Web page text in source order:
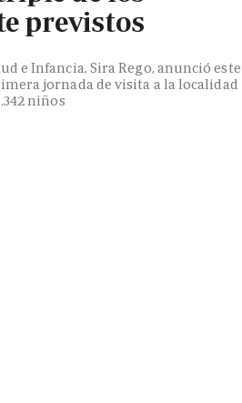
previstos
e Infancia, Sira Rego, anunció este
jornada de visita a la localidad
niños